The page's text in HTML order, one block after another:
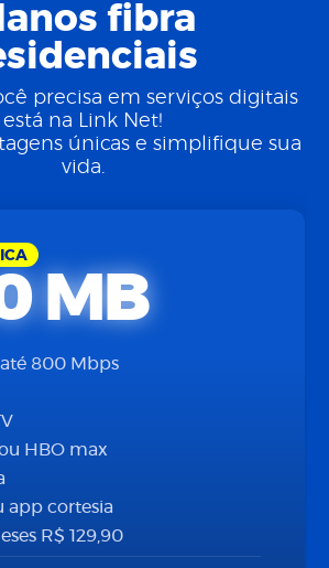
fibra
precisa em serviços digitais
está na Link Net!
únicas e simplifique sua
vida.
MB
800 Mbps
HBO max
app cortesia
R$ 129,90